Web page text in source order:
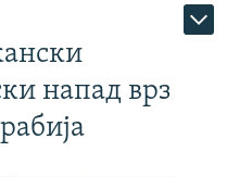
напад врз